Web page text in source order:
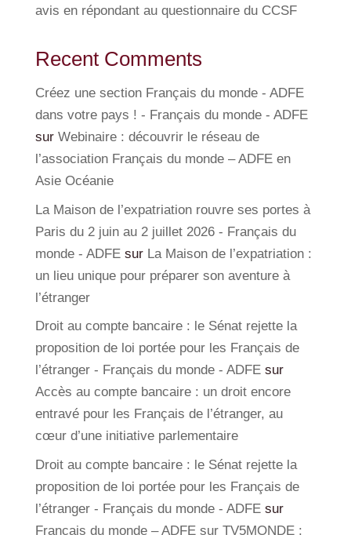
avis en répondant au questionnaire du CCSF
Recent Comments
Créez une section Français du monde - ADFE
dans votre pays ! - Français du monde - ADFE
sur Webinaire : découvrir le réseau de
l’association Français du monde – ADFE en
Asie Océanie
La Maison de l’expatriation rouvre ses portes à
Paris du 2 juin au 2 juillet 2026 - Français du
monde - ADFEsur La Maison de l’expatriation :
un lieu unique pour préparer son aventure à
l’étranger
Droit au compte bancaire : le Sénat rejette la
proposition de loi portée pour les Français de
l’étranger - Français du monde - ADFEsur
Accès au compte bancaire : un droit encore
entravé pour les Français de l’étranger, au
cœur d’une initiative parlementaire
Droit au compte bancaire : le Sénat rejette la
proposition de loi portée pour les Français de
l’étranger - Français du monde - ADFEsur
Français du monde – ADFE sur TV5MONDE :